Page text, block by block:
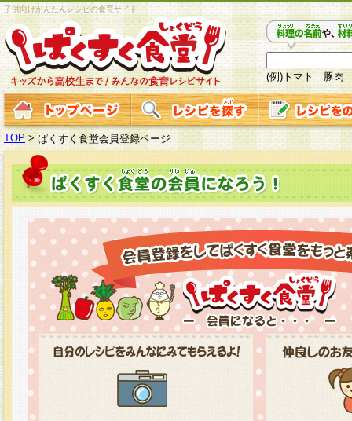
子供向けかんたんレシピの食育サイト
(例)トマト 豚肉
TOP > ぱくすく食堂会員登録ページ